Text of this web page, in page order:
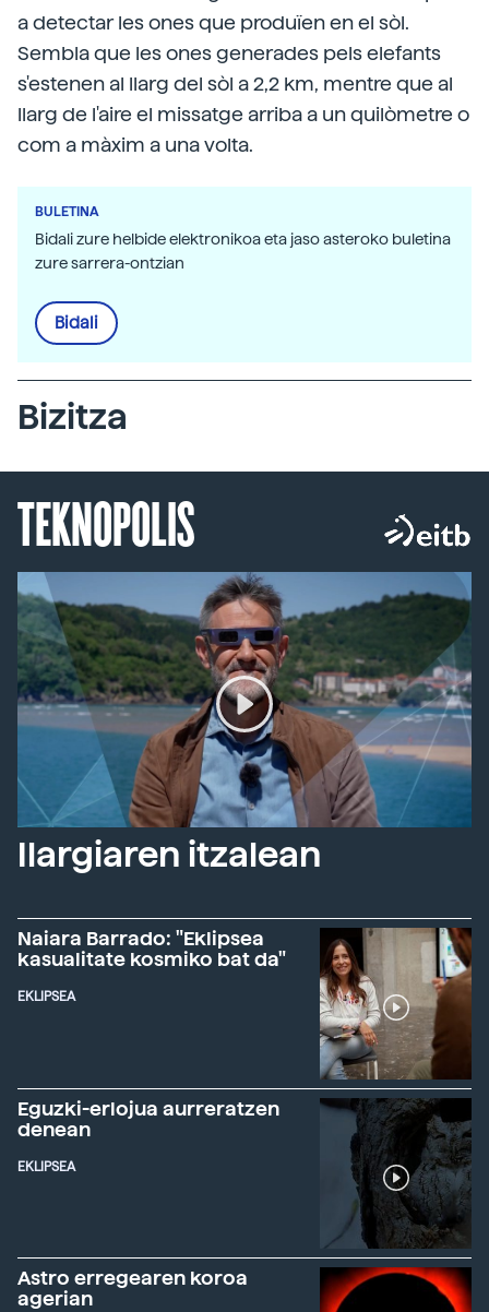
a detectar les ones que produïen en el sòl.
Sembla que les ones generades pels elefants
s'estenen al llarg del sòl a 2,2 km, mentre que al
llarg de l'aire el missatge arriba a un quilòmetre o
com a màxim a una volta.
BULETINA
Bidali zure helbide elektronikoa eta jaso asteroko buletina
zure sarrera-ontzian
Bidali
Bizitza
TEKNOPOLIS
Ilargiaren itzalean
Naiara Barrado: "Eklipsea
kasualitate kosmiko bat da"
EKLIPSEA
Eguzki-erlojua aurreratzen
denean
EKLIPSEA
Astro erregearen koroa
agerian